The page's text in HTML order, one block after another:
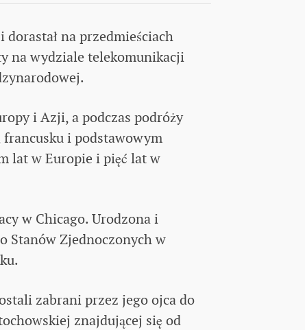
na przedmieściach
na wydziale telekomunikacji
i Azji, a podczas podróży
francusku i podstawowym
lat w Europie i pięć lat w
w Chicago. Urodzona i
Stanów Zjednoczonych w
zabrani przez jego ojca do
znajdującej się od